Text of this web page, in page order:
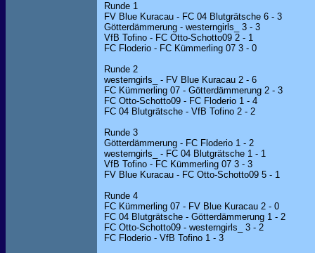
Runde 1
FV Blue Kuracau - FC 04 Blutgrätsche 6 - 3
Götterdämmerung - westerngirls_ 3 - 3
VfB Tofino - FC Otto-Schotto09 2 - 1
FC Floderio - FC Kümmerling 07 3 - 0
Runde 2
westerngirls_ - FV Blue Kuracau 2 - 6
FC Kümmerling 07 - Götterdämmerung 2 - 3
FC Otto-Schotto09 - FC Floderio 1 - 4
FC 04 Blutgrätsche - VfB Tofino 2 - 2
Runde 3
Götterdämmerung - FC Floderio 1 - 2
westerngirls_ - FC 04 Blutgrätsche 1 - 1
VfB Tofino - FC Kümmerling 07 3 - 3
FV Blue Kuracau - FC Otto-Schotto09 5 - 1
Runde 4
FC Kümmerling 07 - FV Blue Kuracau 2 - 0
FC 04 Blutgrätsche - Götterdämmerung 1 - 2
FC Otto-Schotto09 - westerngirls_ 3 - 2
FC Floderio - VfB Tofino 1 - 3